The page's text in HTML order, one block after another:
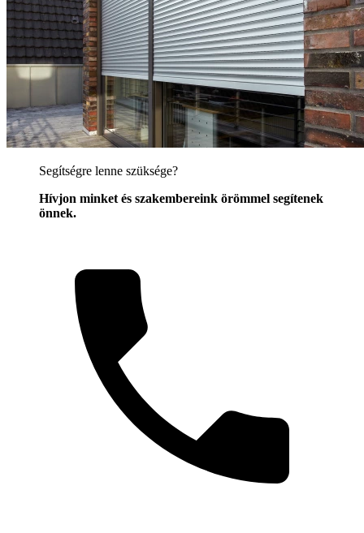
Segítségre lenne szüksége?
Hívjon minket és szakembereink örömmel segítenek
önnek.